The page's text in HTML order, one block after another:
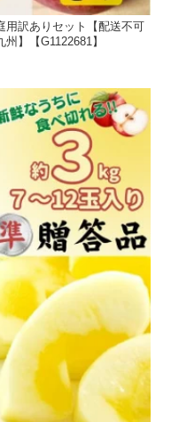
用訳ありセット【配送不可
】【G1122681】